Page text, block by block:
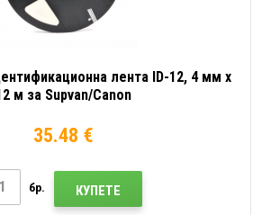
лента ID-12, 4 мм x
м за Supvan/Canon
35.48 €
бр. КУПЕТЕ